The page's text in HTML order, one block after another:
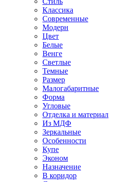
Классика
Современные
Модерн
Цвет
Белые
Венге
Светлые
Темные
Размер
Малогабаритные
Форма
Угловые
Отделка и материал
Из МДФ
Зеркальные
Особенности
Купе
Эконом
Назначение
В коридор